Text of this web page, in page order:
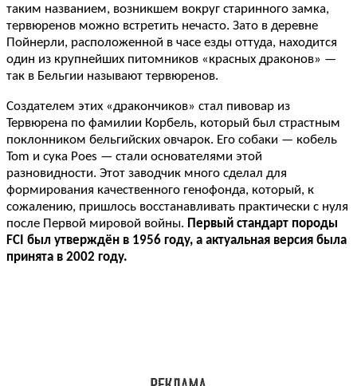
таким названием, возникшем вокруг старинного замка,
тервюренов можно встретить нечасто. Зато в деревне
Пойнерли, расположенной в часе езды оттуда, находится
один из крупнейших питомников «красных драконов» —
так в Бельгии называют тервюренов.
Создателем этих «дракончиков» стал пивовар из
Тервюрена по фамилии Корбель, который был страстным
поклонником бельгийских овчарок. Его собаки — кобель
Tom и сука Poes — стали основателями этой
разновидности. Этот заводчик много сделал для
формирования качественного генофонда, который, к
сожалению, пришлось восстанавливать практически с нуля
после Первой мировой войны. Первый стандарт породы
FCI был утверждён в 1956 году, а актуальная версия была
принята в 2002 году.